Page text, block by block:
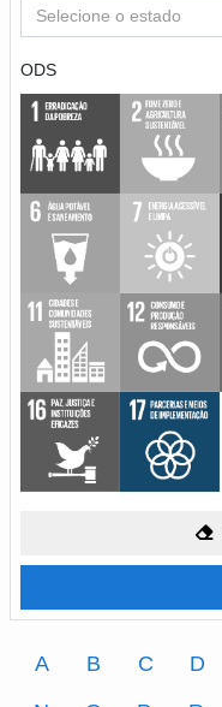
Selecione o estado
ODS
A B C D